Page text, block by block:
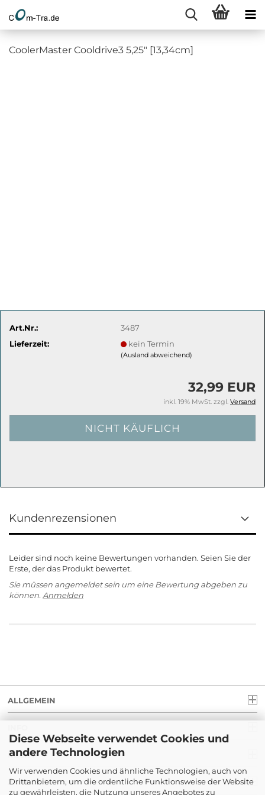
Diese Webseite verwendet Cookies und
andere Technologien
Wir verwenden Cookies und ähnliche Technologien, auch von
Drittanbietern, um die ordentliche Funktionsweise der Website
zu gewährleisten, die Nutzung unseres Angebotes zu
CoolerMaster Cooldrive3 5,25" [13,34cm]
Art.Nr.:
3487
Lieferzeit:
kein Termin
(Ausland abweichend)
32,99 EUR
inkl. 19% MwSt. zzgl. Versand
Kundenrezensionen
Leider sind noch keine Bewertungen vorhanden. Seien Sie der
Erste, der das Produkt bewertet.
Sie müssen angemeldet sein um eine Bewertung abgeben zu
können. Anmelden
ALLGEMEIN
RECHT
ZAHLUNG